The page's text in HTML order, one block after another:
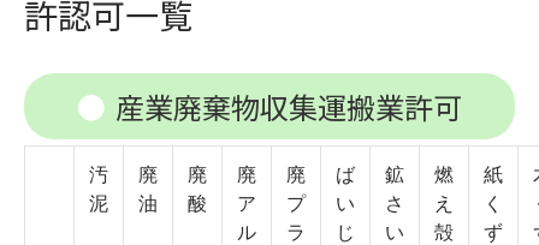
許認可一覧
産業廃棄物収集運搬業許可
汚
泥
廃
油
廃
酸
廃
ア
ル
廃
プ
ラ
ば
い
じ
鉱
さ
い
燃
え
殻
紙
く
ず